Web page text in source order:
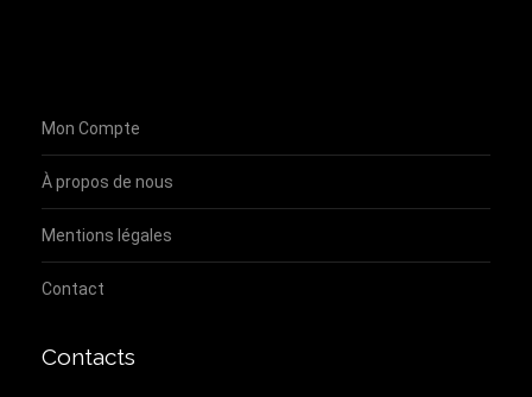
Mon Compte
À propos de nous
Mentions légales
Contact
Contacts